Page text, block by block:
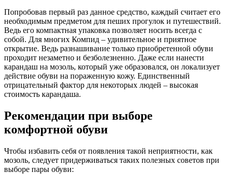
Попробовав первый раз данное средство, каждый считает его
необходимым предметом для пеших прогулок и путешествий.
Ведь его компактная упаковка позволяет носить всегда с
собой. Для многих Компид – удивительное и приятное
открытие. Ведь разнашивание только приобретенной обуви
проходит незаметно и безболезненно. Даже если нанести
карандаш на мозоль, который уже образовался, он локализует
действие обуви на пораженную кожу. Единственный
отрицательный фактор для некоторых людей – высокая
стоимость карандаша.
Рекомендации при выборе
комфортной обуви
Чтобы избавить себя от появления такой неприятности, как
мозоль, следует придерживаться таких полезных советов при
выборе пары обуви: